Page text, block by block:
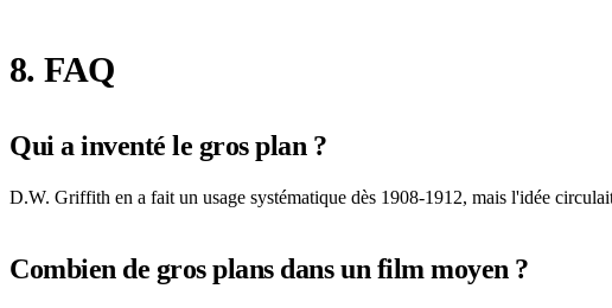
8. FAQ
Qui a inventé le gros plan ?
D.W. Griffith en a fait un usage systématique dès 1908-1912, mais l'idée
Combien de gros plans dans un film moyen ?